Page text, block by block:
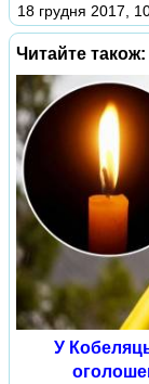
18 грудня 2017,
Читайте також:
У